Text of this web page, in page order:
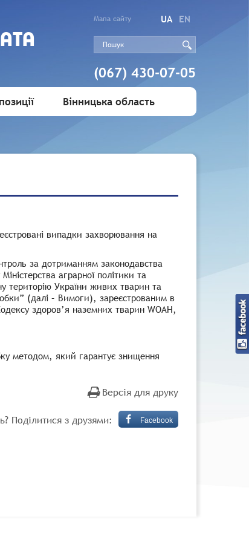
Мапа сайту UA EN
(067) 430-07-05
Вінницька область
випадки захворювання на
за дотриманням законодавства
аграрної політики та
територію України живих тварин та
(далі – Вимоги), зареєстрованим в
здоров’я наземних тварин WOAH,
методом, який гарантує знищення
Версія для друку
Поділитися з друзями: Facebook